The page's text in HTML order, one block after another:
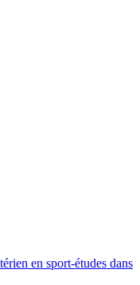
en sport-études dans